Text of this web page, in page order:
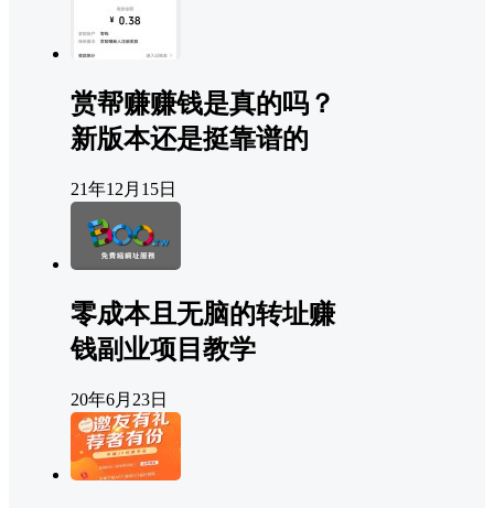
赏帮赚赚钱是真的吗？
新版本还是挺靠谱的
21年12月15日
零成本且无脑的转址赚
钱副业项目教学
20年6月23日